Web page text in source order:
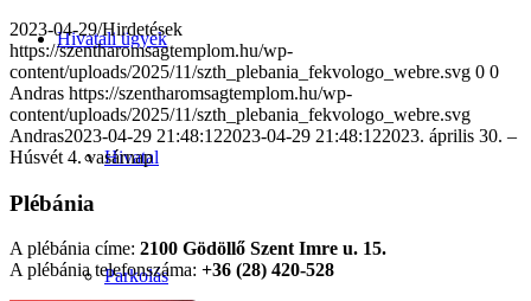
Hivatali ügyek
Hivatal
Parkolás
2023-04-29/Hirdetések
https://szentharomsagtemplom.hu/wp-
content/uploads/2025/11/szth_plebania_fekvologo_webre.svg 0 0
Andras https://szentharomsagtemplom.hu/wp-
content/uploads/2025/11/szth_plebania_fekvologo_webre.svg
Andras2023-04-29 21:48:122023-04-29 21:48:122023. április 30. –
Húsvét 4. vasárnap
Plébánia
A plébánia címe: 2100 Gödöllő Szent Imre u. 15.
A plébánia telefonszáma: +36 (28) 420-528